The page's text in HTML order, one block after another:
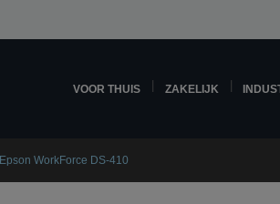
VOOR THUIS ZAKELIJK
Epson WorkForce DS-410